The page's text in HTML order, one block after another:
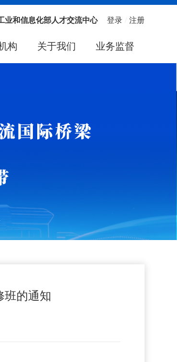
业和信息化部人才交流中心 登录 注册
构 关于我们 业务监督
班的通知